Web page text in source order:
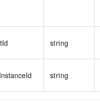
string
string